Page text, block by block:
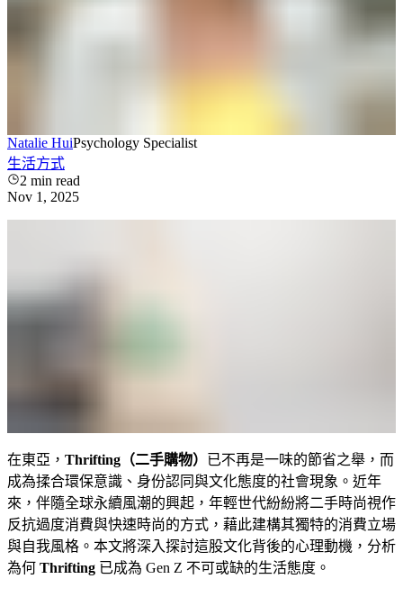
Natalie HuiPsychology Specialist
生活方式
2 min read
Nov 1, 2025
在東亞， Thrifting（二手購物）
已不再是一味的節省之舉，而
成為揉合環保意識、身份認同與文化態度的社會現象。近年
來，伴隨全球永續風潮的興起，年輕世代紛紛將二手時尚視作
反抗過度消費與快速時尚的方式，藉此建構其獨特的消費立場
與自我風格。本文將深入探討這股文化背後的心理動機，分析
為何 Thrifting 已成為 Gen Z 不可或缺的生活態度。